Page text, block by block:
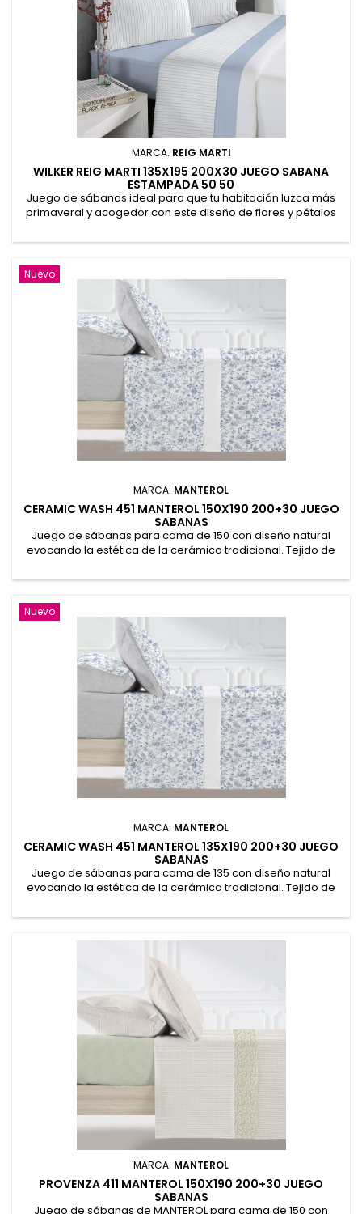
MARCA: REIG MARTI
WILKER REIG MARTI 135X195 200X30 JUEGO SABANA
ESTAMPADA 50 50
Juego de sábanas ideal para que tu habitación luzca más
primaveral y acogedor con este diseño de flores y pétalos
135 x 195/200 + 30cm. Funda de almohada 45 x 155 cm.
Nuevo
MARCA: MANTEROL
CERAMIC WASH 451 MANTEROL 150X190 200+30 JUEGO
SABANAS
Juego de sábanas para cama de 150 con diseño natural
evocando la estética de la cerámica tradicional. Tejido de
planchado. Encimera 245x270cm. Bajera ajustable
Nuevo
MARCA: MANTEROL
CERAMIC WASH 451 MANTEROL 135X190 200+30 JUEGO
SABANAS
Juego de sábanas para cama de 135 con diseño natural
evocando la estética de la cerámica tradicional. Tejido de
planchado. Encimera 210x270cm. Bajera ajustable
petaca 50% Algodón, 50% Poliéster
MARCA: MANTEROL
PROVENZA 411 MANTEROL 150X190 200+30 JUEGO
SABANAS
Juego de sábanas de MANTEROL para cama de 150 con